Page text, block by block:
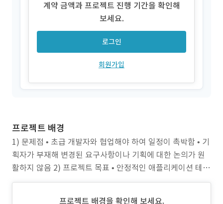
계약 금액과 프로젝트 진행 기간을 확인해
보세요.
로그인
회원가입
프로젝트 배경
1) 문제점 • 초급 개발자와 협업해야 하여 일정이 촉박함 • 기
획자가 부재해 변경된 요구사항이나 기획에 대한 논의가 원
활하지 않음 2) 프로젝트 목표 • 안정적인 애플리케이션 테스
트 및 앱스토어 배포 • 사용자가 편리하게 이용할 수 있는 깔
프로젝트 배경을 확인해 보세요.